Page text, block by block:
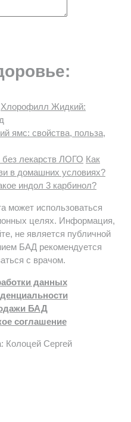
Хлорофилл Жидкий:
ямс: свойства, польза,
Как
в домашних условиях?
индол 3 карбинол?
может использоваться
целях. Информация,
не является публичной
БАД рекомендуется
с врачом.
данных
БАД
соглашение
Колоцей Сергей